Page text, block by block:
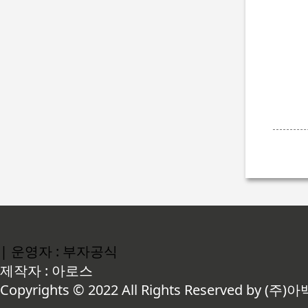
| 운영자 : 부자공식
제작자 : 아로스
Copyrights © 2022 All Rights Reserved by (주)아